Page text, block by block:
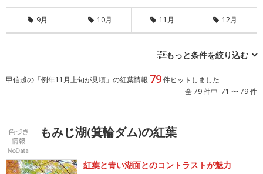
9月 10月 11月 12月
もっと条件を絞り込む
甲信越の「例年11月上旬が見頃」の紅葉情報 79件ヒットしました
全 79 件中 71 〜 79 件
もみじ湖(箕輪ダム)の紅葉
紅葉と青い湖面とのコントラストが魅力